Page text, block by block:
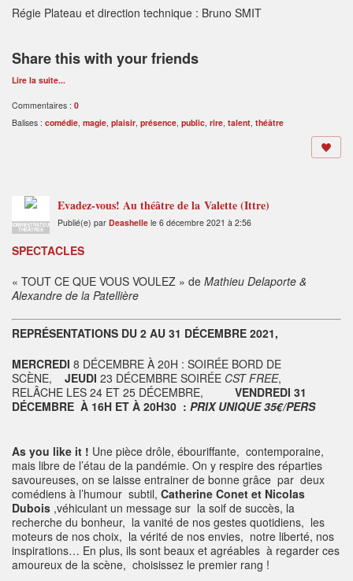
Régie Plateau et direction technique : Bruno SMIT
Share this with your friends
Lire la suite...
Commentaires : 0
Balises : comédie magie plaisir présence public rire talent théâtre
ADMINISTRATEUR
THÉÂTRES
Evadez-vous! Au théâtre de la Valette (Ittre)
Publié(e) par Deashelle le 6 décembre 2021 à 2:56
SPECTACLES
« TOUT CE QUE VOUS VOULEZ » de Mathieu Delaporte &
Alexandre de la Patellière
REPRÉSENTATIONS DU 2 AU 31 DÉCEMBRE 2021,
MERCREDI 8 DÉCEMBRE À 20H : SOIRÉE BORD DE
SCÈNE,
JEUDI 23 DÉCEMBRE SOIRÉE CST FREE,
RELÂCHE LES 24 ET 25 DÉCEMBRE,
VENDREDI 31
DÉCEMBRE À 16H ET À 20H30 : PRIX UNIQUE 35€/PERS
As you like it ! Une pièce drôle, ébouriffante, contemporaine,
mais libre de l’étau de la pandémie. On y respire des réparties
savoureuses, on se laisse entrainer de bonne grâce par deux
comédiens à l’humour subtil, Catherine Conet et Nicolas
Dubois ,véhiculant un message sur la soif de succès, la
recherche du bonheur, la vanité de nos gestes quotidiens, les
moteurs de nos choix, la vérité de nos envies, notre liberté, nos
inspirations… En plus, ils sont beaux et agréables à regarder ces
amoureux de la scène, choisissez le premier rang !